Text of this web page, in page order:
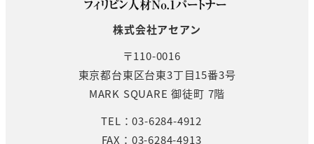
株式会社アセアン
〒110-0016
東京都台東区台東3丁目15番3号
MARK SQUARE 御徒町 7階
TEL：03-6284-4912
FAX：03-6284-4913